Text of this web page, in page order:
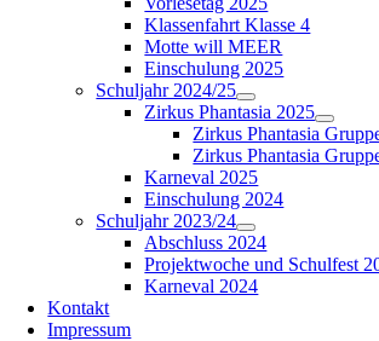
Klassenfahrt Klasse 4
Motte will MEER
Einschulung 2025
Schuljahr 2024/25
Zirkus Phantasia 2025
Zirkus Phantasia
Zirkus Phantasia
Karneval 2025
Einschulung 2024
Schuljahr 2023/24
Abschluss 2024
Projektwoche und Schulfest
Karneval 2024
Kontakt
Impressum